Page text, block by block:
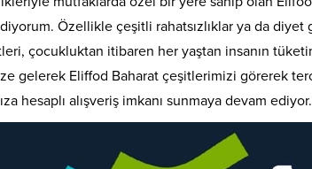
Özellikle çeşitli rahatsızlıklar ya da
çocukluktan itibaren her yaştan insanın
gelerek Eliffod Baharat çeşitlerimizi görerek
hesaplı alışveriş imkanı sunmaya devam